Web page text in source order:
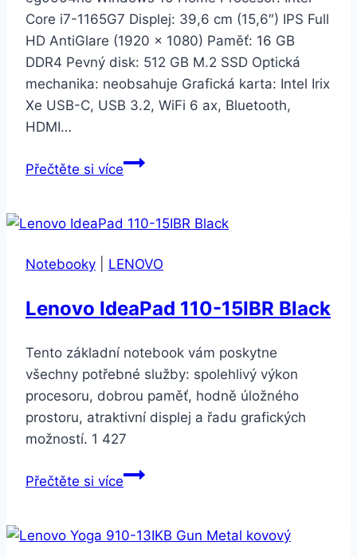
Core i7-1165G7 Displej: 39,6 cm (15,6″) IPS Full
HD AntiGlare (1920 × 1080) Paměť: 16 GB
DDR4 Pevný disk: 512 GB M.2 SSD Optická
mechanika: neobsahuje Grafická karta: Intel Irix
Xe USB-C, USB 3.2, WiFi 6 ax, Bluetooth,
HDMI…
Přečtěte si víceHP
eg0004nc
Notebooky
LENOVO
Lenovo IdeaPad 110-15IBR Black
Tento základní notebook vám poskytne
všechny potřebné služby: spolehlivý výkon
procesoru, dobrou paměť, hodně úložného
prostoru, atraktivní displej a řadu grafických
možností. 1 427
Přečtěte si víceLenovo
15IBR